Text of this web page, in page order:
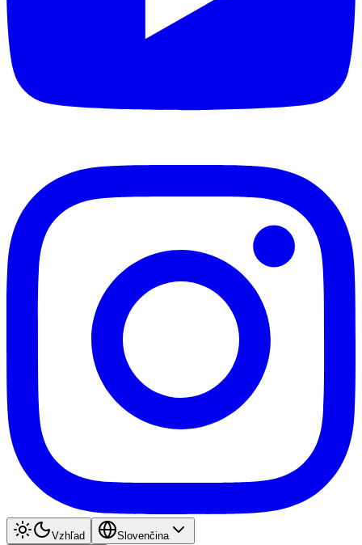
Vzhľad
Slovenčina